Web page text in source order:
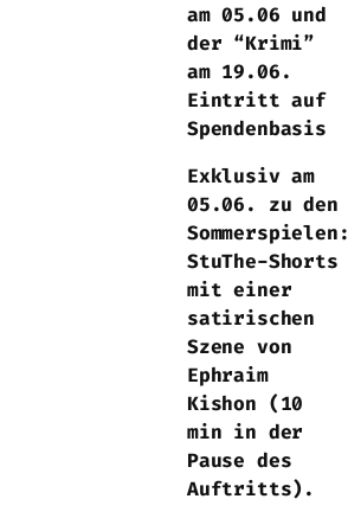
am 05.06 und
der “Krimi”
am 19.06.
Eintritt auf
Spendenbasis
Exklusiv am
05.06. zu den
Sommerspielen:
StuThe-Shorts
mit einer
satirischen
Szene von
Ephraim
Kishon (10
min in der
Pause des
Auftritts).